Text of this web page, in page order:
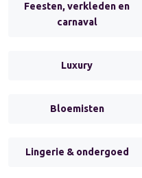
Feesten, verkleden en
carnaval
Luxury
Bloemisten
Lingerie & ondergoed